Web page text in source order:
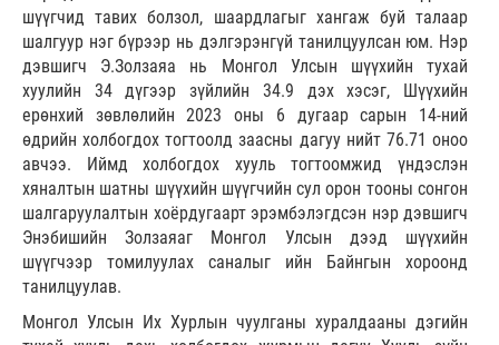
шүүгчид тавих болзол, шаардлагыг хангаж буй талаар
шалгуур нэг бүрээр нь дэлгэрэнгүй танилцуулсан юм. Нэр
дэвшигч Э.Золзаяа нь Монгол Улсын шүүхийн тухай
хуулийн 34 дүгээр зүйлийн 34.9 дэх хэсэг, Шүүхийн
ерөнхий зөвлөлийн 2023 оны 6 дугаар сарын 14-ний
өдрийн холбогдох тогтоолд заасны дагуу нийт 76.71 оноо
авчээ. Иймд холбогдох хууль тогтоомжид үндэслэн
хяналтын шатны шүүхийн шүүгчийн сул орон тооны сонгон
шалгаруулалтын хоёрдугаарт эрэмбэлэгдсэн нэр дэвшигч
Энэбишийн Золзаяаг Монгол Улсын дээд шүүхийн
шүүгчээр томилуулах саналыг ийн Байнгын хороонд
танилцуулав.
Монгол Улсын Их Хурлын чуулганы хуралдааны дэгийн